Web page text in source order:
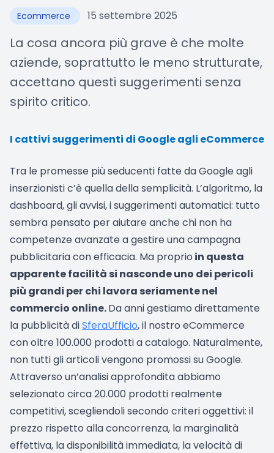
Ecommerce 15 settembre 2025
La cosa ancora più grave è che molte
aziende, soprattutto le meno strutturate,
accettano questi suggerimenti senza
spirito critico.
I cattivi suggerimenti di Google agli eCommerce
Tra le promesse più seducenti fatte da Google agli
inserzionisti c’è quella della semplicità. L’algoritmo, la
dashboard, gli avvisi, i suggerimenti automatici: tutto
sembra pensato per aiutare anche chi non ha
competenze avanzate a gestire una campagna
pubblicitaria con efficacia. Ma proprio in questa
apparente facilità si nasconde uno dei pericoli
più grandi per chi lavora seriamente nel
commercio online.Da anni gestiamo direttamente
la pubblicità diSferaUfficio, il nostro eCommerce
con oltre 100.000 prodotti a catalogo. Naturalmente,
non tutti gli articoli vengono promossi su Google.
Attraverso un’analisi approfondita abbiamo
selezionato circa 20.000 prodotti realmente
competitivi, scegliendoli secondo criteri oggettivi: il
prezzo rispetto alla concorrenza, la marginalità
effettiva, la disponibilità immediata, la velocità di